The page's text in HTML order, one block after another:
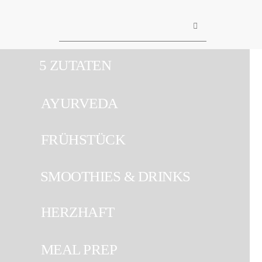
Ayurveda
About me
Kontakt
5 ZUTATEN
AYURVEDA
FRÜHSTÜCK
SMOOTHIES & DRINKS
HERZHAFT
MEAL PREP